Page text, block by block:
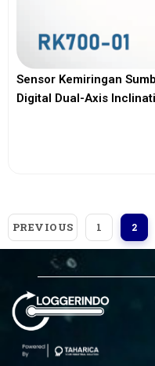
Sensor Kemiringan
Digital Dual-Axis
PREVIOUS 1 2